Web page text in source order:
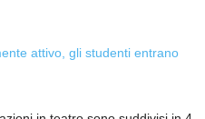
attivo, gli studenti entrano